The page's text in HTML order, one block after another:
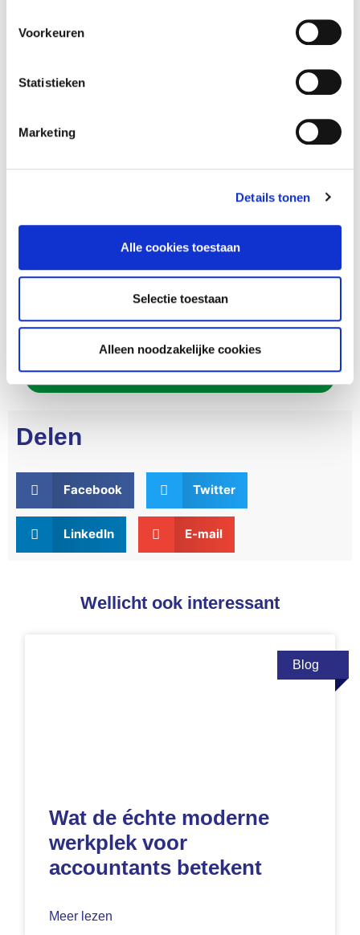
Voorkeuren
Statistieken
Marketing
Details tonen
Alle cookies toestaan
Selectie toestaan
Alleen noodzakelijke cookies
Maandelijks tips ontvangen?
Delen
Facebook Twitter
LinkedIn E-mail
Wellicht ook interessant
Blog
Wat de échte moderne
werkplek voor
accountants betekent
Meer lezen